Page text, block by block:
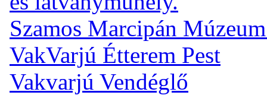
Szamos Marcipán
VakVarjú Étterem Pest
Vakvarjú Vendéglő